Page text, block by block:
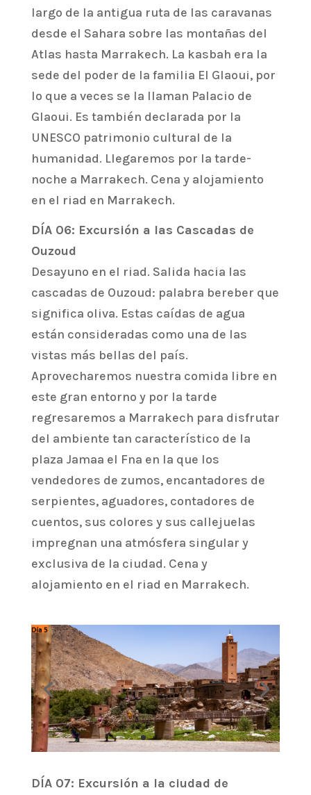
largo de la antigua ruta de las caravanas
desde el Sahara sobre las montañas del
Atlas hasta Marrakech. La kasbah era la
sede del poder de la familia El Glaoui, por
lo que a veces se la llaman Palacio de
Glaoui. Es también declarada por la
UNESCO patrimonio cultural de la
humanidad. Llegaremos por la tarde-
noche a Marrakech. Cena y alojamiento
en el riad en Marrakech.
DÍA 06: Excursión a las Cascadas de
Ouzoud
Desayuno en el riad. Salida hacia las
cascadas de Ouzoud: palabra bereber que
significa oliva. Estas caídas de agua
están consideradas como una de las
vistas más bellas del país.
Aprovecharemos nuestra comida libre en
este gran entorno y por la tarde
regresaremos a Marrakech para disfrutar
del ambiente tan característico de la
plaza Jamaa el Fna en la que los
vendedores de zumos, encantadores de
serpientes, aguadores, contadores de
cuentos, sus colores y sus callejuelas
impregnan una atmósfera singular y
exclusiva de la ciudad. Cena y
alojamiento en el riad en Marrakech.
DÍA 07: Excursión a la ciudad de